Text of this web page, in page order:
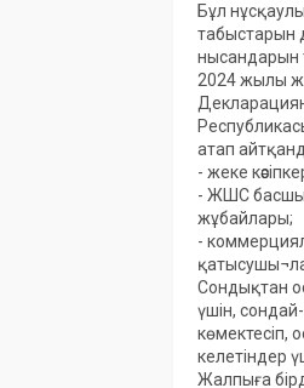
Бұл
табыстарын
нысандарын
2024 жылы
атап
- жеке
- ЖШС
жұбайлары;
-
Сондықтан
үшін,
көмектесіп,
келетіндер
Жалпыға